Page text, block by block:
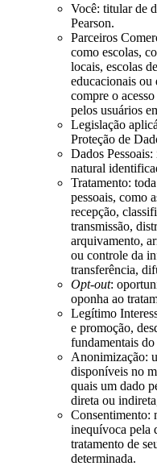
Você: titular de
Pearson.
Parceiros
como escolas,
locais, escolas
educacionais ou
compre o
pelos usuários
Legislação
Proteção de
Dados
natural
Tratamento:
pessoais, como
recepção,
transmissão,
arquivamento,
ou controle da
transferência,
Opt-out:
oponha ao
Legítimo
e promoção,
fundamentais
Anonimização:
disponíveis no
quais um dado
direta ou
Consentimento:
inequívoca pela
tratamento de
determinada.